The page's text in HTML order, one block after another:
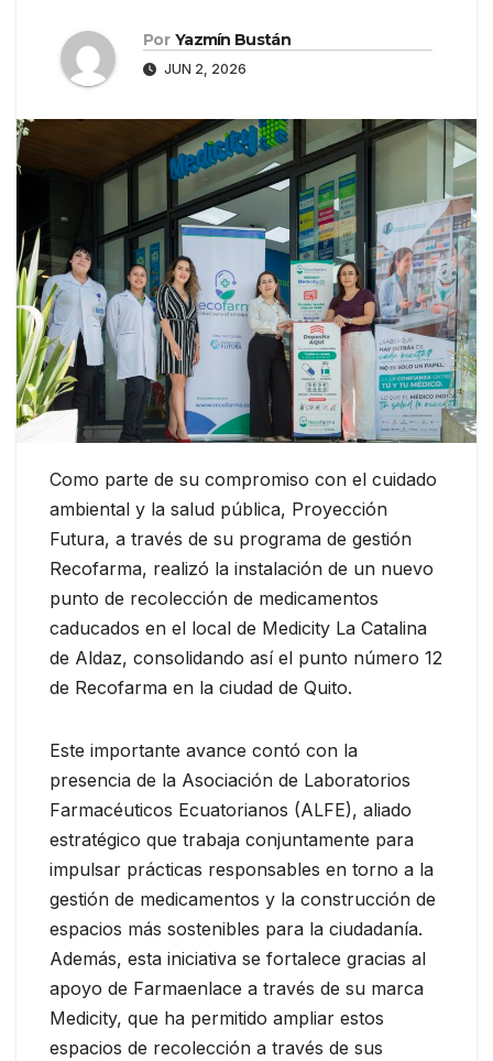
Por Yazmín Bustán
JUN 2, 2026
Como parte de su compromiso con el cuidado
ambiental y la salud pública, Proyección
Futura, a través de su programa de gestión
Recofarma, realizó la instalación de un nuevo
punto de recolección de medicamentos
caducados en el local de Medicity La Catalina
de Aldaz, consolidando así el punto número 12
de Recofarma en la ciudad de Quito.
Este importante avance contó con la
presencia de la Asociación de Laboratorios
Farmacéuticos Ecuatorianos (ALFE), aliado
estratégico que trabaja conjuntamente para
impulsar prácticas responsables en torno a la
gestión de medicamentos y la construcción de
espacios más sostenibles para la ciudadanía.
Además, esta iniciativa se fortalece gracias al
apoyo de Farmaenlace a través de su marca
Medicity, que ha permitido ampliar estos
espacios de recolección a través de sus